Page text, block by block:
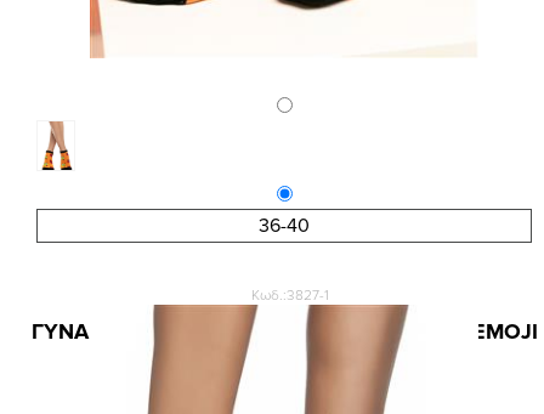
36-40
Κωδ.:3827-1
ΓΥΝΑΙΚΕΙΑ ΚΟΦΤΗ ΚΑΛΤΣΑ INIZIO ΣΧΕΔΙΟ EMOJI
3,30 €